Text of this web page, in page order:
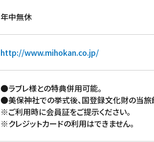
年中無休
http://www.mihokan.co.jp/
●ラブレ様との特典併用可能。
●美保神社での挙式後、国登録文化財の当旅
※ご利用時に会員証をご提示ください。
※クレジットカードの利用はできません。